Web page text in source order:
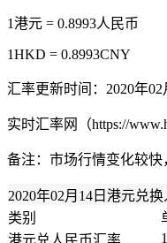
1港元 = 0.8993人民币
1HKD = 0.8993CNY
汇率更新时间：2020年02
实时汇率网（https://
备注：市场行情变化较
2020年02月14日港元兑
类别
港元兑人民币汇率
1